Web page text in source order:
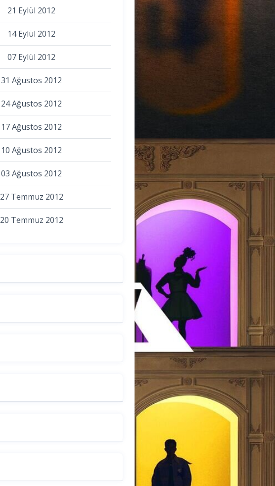
21 Eylül 2012
14 Eylül 2012
07 Eylül 2012
31 Ağustos 2012
24 Ağustos 2012
17 Ağustos 2012
10 Ağustos 2012
03 Ağustos 2012
27 Temmuz 2012
20 Temmuz 2012